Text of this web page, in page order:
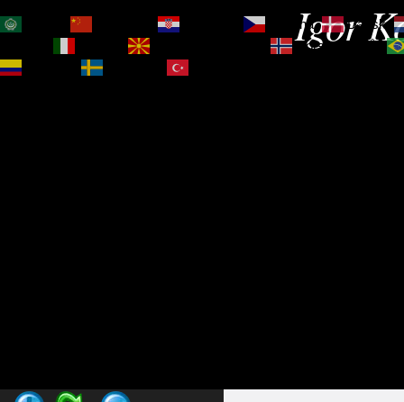
Igor
Čeština‎
Dansk
Norsk bokmål